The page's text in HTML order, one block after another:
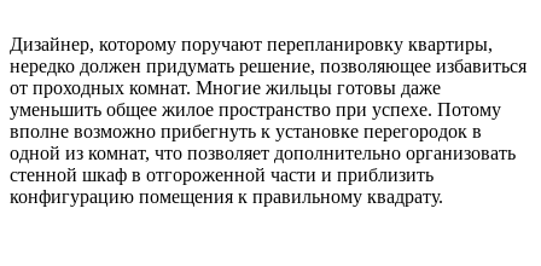
Дизайнер, которому поручают перепланировку квартиры,
нередко должен придумать решение, позволяющее избавиться
от проходных комнат. Многие жильцы готовы даже
уменьшить общее жилое пространство при успехе. Потому
вполне возможно прибегнуть к установке перегородок в
одной из комнат, что позволяет дополнительно организовать
стенной шкаф в отгороженной части и приблизить
конфигурацию помещения к правильному квадрату.